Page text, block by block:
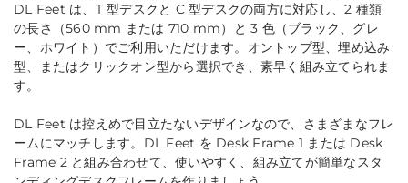
DL Feet は、T 型デスクと C 型デスクの両方に対応し、2 種類
の長さ（560 mm または 710 mm）と 3 色（ブラック、グレ
ー、ホワイト）でご利用いただけます。オントップ型、埋め込み
型、またはクリックオン型から選択でき、素早く組み立てられま
す。
DL Feet は控えめで目立たないデザインなので、さまざまなフレ
ームにマッチします。DL Feet を Desk Frame 1 または Desk
Frame 2 と組み合わせて、使いやすく、組み立てが簡単なスタ